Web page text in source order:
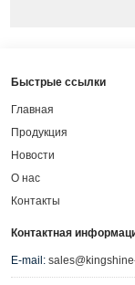
Быстрые ссылки
Главная
Продукция
Новости
О нас
Контакты
Контактная
E-mail: